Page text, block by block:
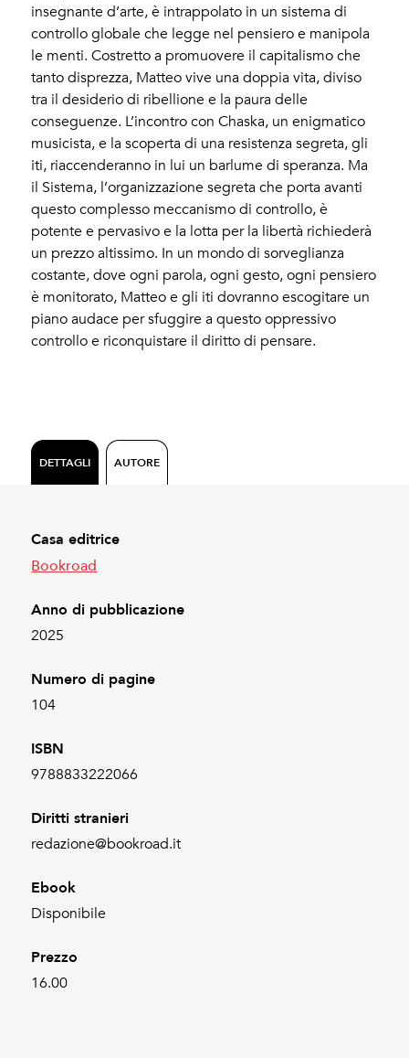
insegnante d’arte, è intrappolato in un sistema di
controllo globale che legge nel pensiero e manipola
le menti. Costretto a promuovere il capitalismo che
tanto disprezza, Matteo vive una doppia vita, diviso
tra il desiderio di ribellione e la paura delle
conseguenze. L’incontro con Chaska, un enigmatico
musicista, e la scoperta di una resistenza segreta, gli
iti, riaccenderanno in lui un barlume di speranza. Ma
il Sistema, l’organizzazione segreta che porta avanti
questo complesso meccanismo di controllo, è
potente e pervasivo e la lotta per la libertà richiederà
un prezzo altissimo. In un mondo di sorveglianza
costante, dove ogni parola, ogni gesto, ogni pensiero
è monitorato, Matteo e gli iti dovranno escogitare un
piano audace per sfuggire a questo oppressivo
controllo e riconquistare il diritto di pensare.
DETTAGLI AUTORE
Casa editrice
Bookroad
Anno di pubblicazione
2025
Numero di pagine
104
ISBN
9788833222066
Diritti stranieri
redazione@bookroad.it
Ebook
Disponibile
Prezzo
16.00